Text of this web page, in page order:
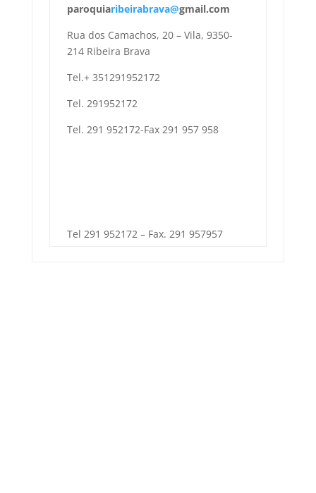
paroquiaribeirabrava@gmail.com
Rua dos Camachos, 20 – Vila, 9350-
214 Ribeira Brava
Tel.+ 351291952172
Tel. 291952172
Tel. 291 952172-Fax 291 957 958
Tel 291 952172 – Fax. 291 957957